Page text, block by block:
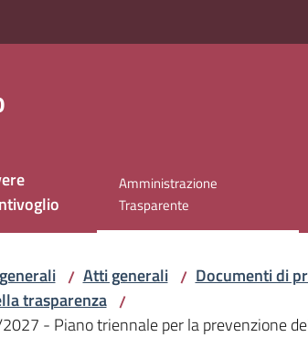
Amministrazione
Trasparente
Menu selezionato
/ Atti generali / Documenti di
trasparenza /
- Piano triennale per la prevenzione